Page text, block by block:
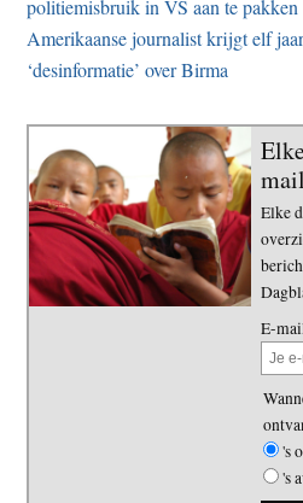
politiemisbruik in VS aan te pakken
Amerikaanse journalist krijgt elf
‘desinformatie’ over Birma
Elke
E-
's
's